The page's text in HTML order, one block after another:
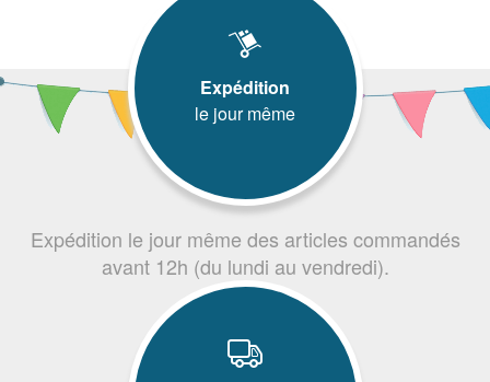
Expédition
le jour même
Expédition le jour même des articles commandés
avant 12h (du lundi au vendredi).